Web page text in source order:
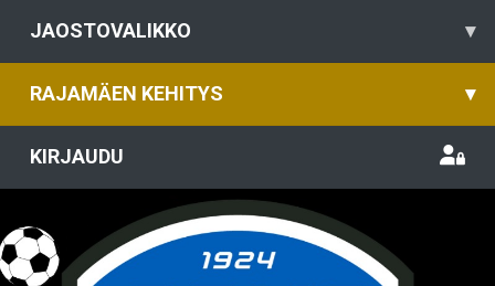
JAOSTOVALIKKO ▾
RAJAMÄEN KEHITYS ▾
KIRJAUDU